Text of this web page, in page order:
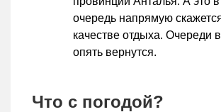
очередь напрямую
качестве отдыха. Очереди
опять вернутся.
Что с погодой?